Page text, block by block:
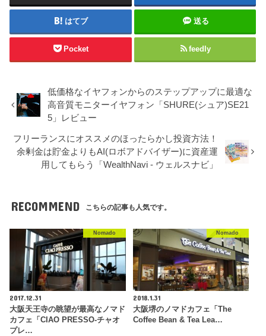
はてブ 送る
Pocket feedly
低価格なイヤフォンからのステップアップに最適な
高音質モニターイヤフォン「SHURE(シュア)SE21
5」レビュー
フリーランスにオススメのほったらかし投資方法！
余剰金は貯金よりもAI(ロボアドバイザー)に資産運
用してもらう「WealthNavi - ウェルスナビ」
RECOMMEND こちらの記事も人気です。
Nomado
2017.12.31
大阪天王寺の眺望が最高なノマド
カフェ「CIAO PRESSO-チャオ
プレ…
Nomado
2018.1.31
大阪堺のノマドカフェ「The
Coffee Bean & Tea Lea…